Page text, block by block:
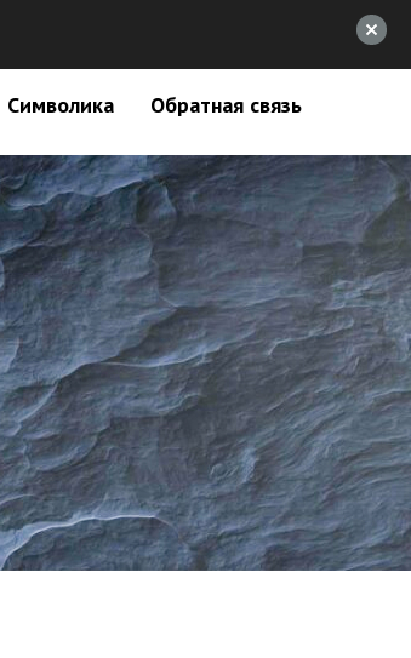
Символика Обратная связь